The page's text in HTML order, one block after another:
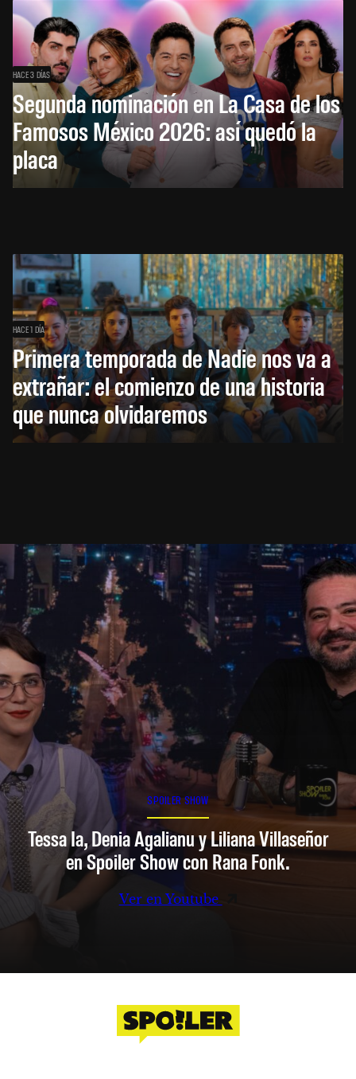
HACE 3 DÍAS
Segunda nominación en La Casa de los
Famosos México 2026: así quedó la
placa
HACE 1 DÍA
Primera temporada de Nadie nos va a
extrañar: el comienzo de una historia
que nunca olvidaremos
SPOILER SHOW
Tessa Ia, Denia Agalianu y Liliana Villaseñor
en Spoiler Show con Rana Fonk.
Ver en Youtube